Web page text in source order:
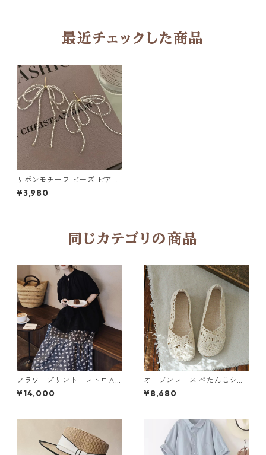
最近チェックした商品
リボンモチーフ ビーズ ピアス
2col M 10817
¥3,980
同じカテゴリの商品
フラワープリント レトロＡ
ラインスカート N SLSK094
¥14,000
オープンレース ぺたんこシュ
ーズ 2col Y 260097
¥8,680